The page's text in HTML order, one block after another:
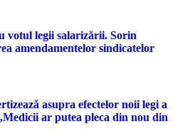
votul legii salarizării. Sorin
amendamentelor sindicatelor
asupra efectelor noii legi a
ar putea pleca din nou din